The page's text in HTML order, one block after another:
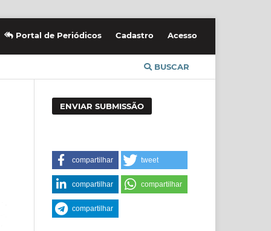
BUSCAR
Portal de Periódicos Cadastro Acesso
ENVIAR SUBMISSÃO
compartilhar tweet
compartilhar compartilhar
compartilhar